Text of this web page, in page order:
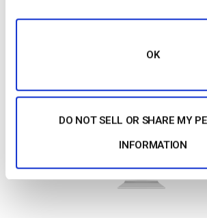
OK
DO NOT SELL OR SHARE MY
INFORMATION